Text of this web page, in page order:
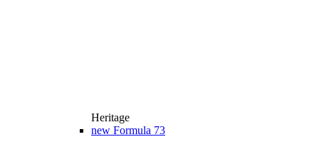
Heritage
new Formula 73